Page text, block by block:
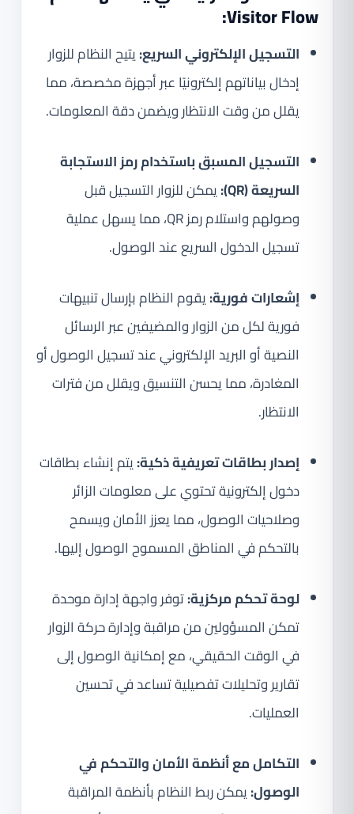
Visitor Flow:
التسجيل الإلكتروني السريع:يتيح النظام للزوار
إدخال بياناتهم إلكترونيًا عبر أجهزة مخصصة، مما
يقلل من وقت الانتظار ويضمن دقة المعلومات.
التسجيل المسبق باستخدام رمز الاستجابة
السريعة (QR):
يمكن للزوار التسجيل قبل
وصولهم واستلام رمز QR، مما يسهل عملية
تسجيل الدخول السريع عند الوصول.
إشعارات فورية:يقوم النظام بإرسال تنبيهات
فورية لكل من الزوار والمضيفين عبر الرسائل
النصية أو البريد الإلكتروني عند تسجيل الوصول أو
المغادرة، مما يحسن التنسيق ويقلل من فترات
الانتظار.
إصدار بطاقات تعريفية ذكية:يتم إنشاء بطاقات
دخول إلكترونية تحتوي على معلومات الزائر
وصلاحيات الوصول، مما يعزز الأمان ويسمح
بالتحكم في المناطق المسموح الوصول إليها.
لوحة تحكم مركزية:توفر واجهة إدارة موحدة
تمكن المسؤولين من مراقبة وإدارة حركة الزوار
في الوقت الحقيقي، مع إمكانية الوصول إلى
تقارير وتحليلات تفصيلية تساعد في تحسين
العمليات.
التكامل مع أنظمة الأمان والتحكم في
الوصول:يمكن ربط النظام بأنظمة المراقبة